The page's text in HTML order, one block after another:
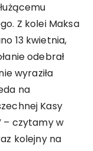
Z kolei Maksa
13 kwietnia,
odebrał
wyraziła
na
Kasy
– czytamy w
kolejny na